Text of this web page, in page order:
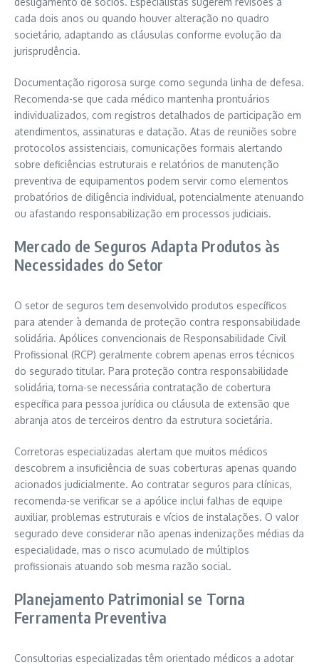
cada dois anos ou quando houver alteração no quadro
societário, adaptando as cláusulas conforme evolução da
jurisprudência.
Documentação rigorosa surge como segunda linha de defesa.
Recomenda-se que cada médico mantenha prontuários
individualizados, com registros detalhados de participação em
atendimentos, assinaturas e datação. Atas de reuniões sobre
protocolos assistenciais, comunicações formais alertando
sobre deficiências estruturais e relatórios de manutenção
preventiva de equipamentos podem servir como elementos
probatórios de diligência individual, potencialmente atenuando
ou afastando responsabilização em processos judiciais.
Mercado de Seguros Adapta Produtos às
Necessidades do Setor
O setor de seguros tem desenvolvido produtos específicos
para atender à demanda de proteção contra responsabilidade
solidária. Apólices convencionais de Responsabilidade Civil
Profissional (RCP) geralmente cobrem apenas erros técnicos
do segurado titular. Para proteção contra responsabilidade
solidária, torna-se necessária contratação de cobertura
específica para pessoa jurídica ou cláusula de extensão que
abranja atos de terceiros dentro da estrutura societária.
Corretoras especializadas alertam que muitos médicos
descobrem a insuficiência de suas coberturas apenas quando
acionados judicialmente. Ao contratar seguros para clínicas,
recomenda-se verificar se a apólice inclui falhas de equipe
auxiliar, problemas estruturais e vícios de instalações. O valor
segurado deve considerar não apenas indenizações médias da
especialidade, mas o risco acumulado de múltiplos
profissionais atuando sob mesma razão social.
Planejamento Patrimonial se Torna
Ferramenta Preventiva
Consultorias especializadas têm orientado médicos a adotar